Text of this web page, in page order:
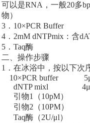
可以是RNA，一般20多
物）
3．10×PCR Buffer
4．2mM dNTPmix：含
5．Taq酶
二、操作步骤
1．在冰浴中，按以下次
10×PCR buffer
dNTP mixl
引物1（10pM
引物2（10PM
Taq酶（2U/μl）